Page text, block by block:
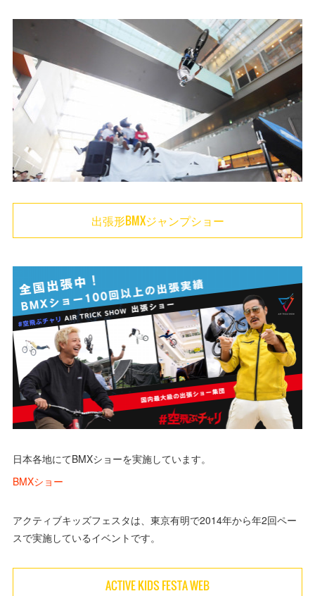
(1)
(20)
26
(11 )
出張形BMXジャンプショー
日本各地にてBMXショーを実施しています。
BMXショー
アクティブキッズフェスタは、東京有明で2014年から年2回ペー
スで実施しているイベントです。
ACTIVE KIDS FESTA WEB